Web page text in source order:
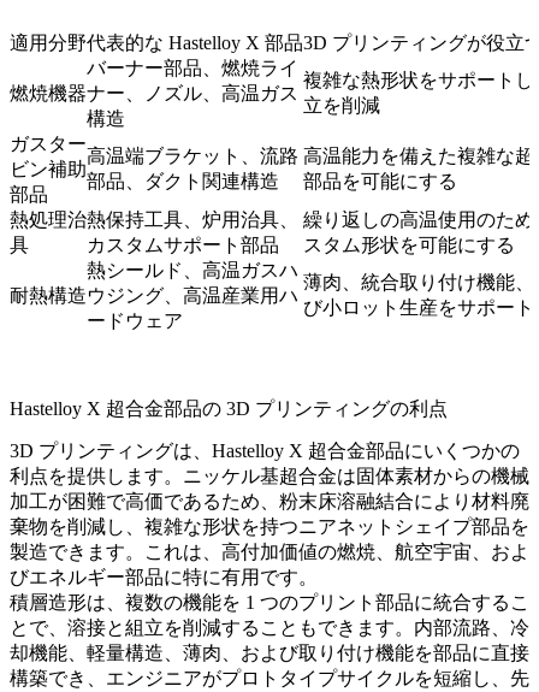
適用分野代表的な Hastelloy X 部品3D プリンティングが役立
燃焼機器
バーナー部品、燃焼ライ
ナー、ノズル、高温ガス
構造
複雑な熱形状をサポートし
立を削減
ガスター
ビン補助
部品
高温端ブラケット、流路
部品、ダクト関連構造
高温能力を備えた複雑な超
部品を可能にする
熱処理治
具
熱保持工具、炉用治具、
カスタムサポート部品
繰り返しの高温使用のため
スタム形状を可能にする
耐熱構造
熱シールド、高温ガスハ
ウジング、高温産業用ハ
ードウェア
薄肉、統合取り付け機能、
び小ロット生産をサポート
Hastelloy X 超合金部品の 3D プリンティングの利点
3D プリンティングは、Hastelloy X 超合金部品にいくつかの
利点を提供します。ニッケル基超合金は固体素材からの機械
加工が困難で高価であるため、粉末床溶融結合により材料廃
棄物を削減し、複雑な形状を持つニアネットシェイプ部品を
製造できます。これは、高付加価値の燃焼、航空宇宙、およ
びエネルギー部品に特に有用です。
積層造形は、複数の機能を 1 つのプリント部品に統合するこ
とで、溶接と組立を削減することもできます。内部流路、冷
却機能、軽量構造、薄肉、および取り付け機能を部品に直接
構築でき、エンジニアがプロトタイプサイクルを短縮し、先